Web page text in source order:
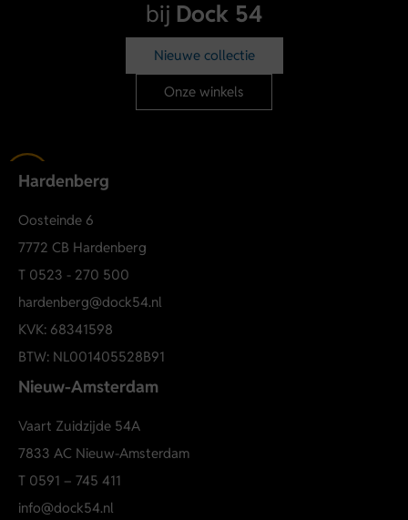
Zachte stretchkwaliteit
Artikelnummer: 15323159
de nieuwste ONLY collectie bij Dock 54 Hardenberg.
bij Dock 54
Nieuwe collectie
Onze winkels
Hardenberg
Oosteinde 6
7772 CB Hardenberg
T 0523 - 270 500
hardenberg@dock54.nl
KVK: 68341598
BTW: NL001405528B91
Nieuw-Amsterdam
Vaart Zuidzijde 54A
7833 AC Nieuw-Amsterdam
T 0591 – 745 411
info@dock54.nl